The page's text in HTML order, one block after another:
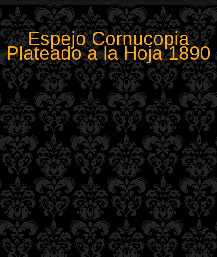
Espejo Cornucopia
Plateado a la Hoja 1890